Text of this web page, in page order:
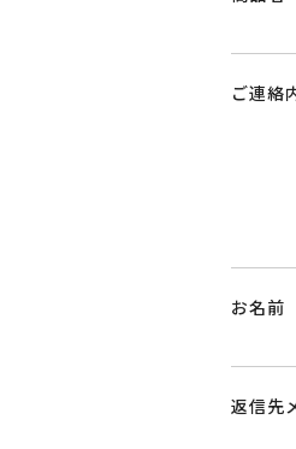
ご連絡
お名前
返信先